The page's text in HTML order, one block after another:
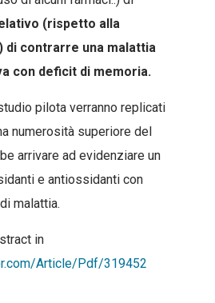
(rispetto alla
di contrarre una malattia
con deficit di memoria.
pilota verranno replicati
numerosità superiore del
arrivare ad evidenziare un
e antiossidanti con
malattia.
in
Article/Pdf/319452